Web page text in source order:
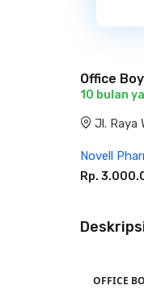
Office
10 bulan
Jl. Raya
Novell
Rp.
OFFICE